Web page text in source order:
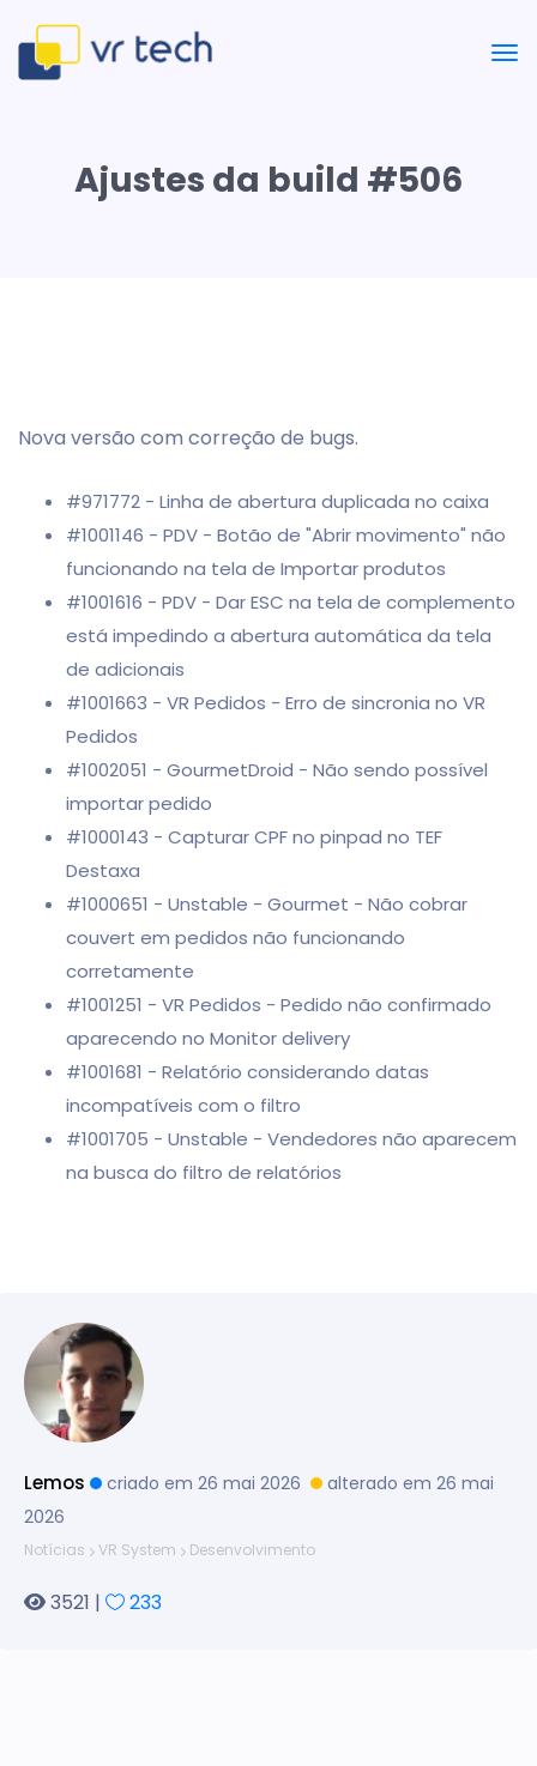
Ajustes da build #506
Nova versão com correção de bugs.
#971772 - Linha de abertura duplicada no caixa
#1001146 - PDV - Botão de "Abrir movimento" não
funcionando na tela de Importar produtos
#1001616 - PDV - Dar ESC na tela de complemento
está impedindo a abertura automática da tela
de adicionais
#1001663 - VR Pedidos - Erro de sincronia no VR
Pedidos
#1002051 - GourmetDroid - Não sendo possível
importar pedido
#1000143 - Capturar CPF no pinpad no TEF
Destaxa
#1000651 - Unstable - Gourmet - Não cobrar
couvert em pedidos não funcionando
corretamente
#1001251 - VR Pedidos - Pedido não confirmado
aparecendo no Monitor delivery
#1001681 - Relatório considerando datas
incompatíveis com o filtro
#1001705 - Unstable - Vendedores não aparecem
na busca do filtro de relatórios
Lemos criado em 26 mai 2026
alterado em 26 mai
2026
Notícias VR System Desenvolvimento
3521 | 233